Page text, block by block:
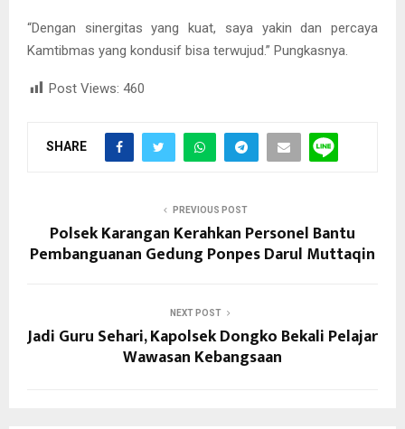
“Dengan sinergitas yang kuat, saya yakin dan percaya
Kamtibmas yang kondusif bisa terwujud.” Pungkasnya.
Post Views: 460
SHARE
PREVIOUS POST
Polsek Karangan Kerahkan Personel Bantu
Pembanguanan Gedung Ponpes Darul Muttaqin
NEXT POST
Jadi Guru Sehari, Kapolsek Dongko Bekali Pelajar
Wawasan Kebangsaan